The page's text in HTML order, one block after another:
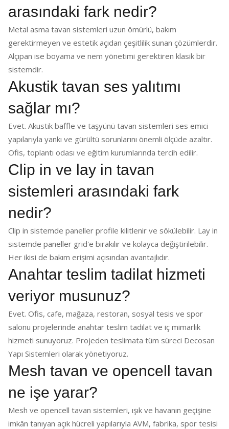
arasındaki fark nedir?
Metal asma tavan sistemleri uzun ömürlü, bakım
gerektirmeyen ve estetik açıdan çeşitlilik sunan çözümlerdir.
Alçıpan ise boyama ve nem yönetimi gerektiren klasik bir
sistemdir.
Akustik tavan ses yalıtımı
sağlar mı?
Evet. Akustik baffle ve taşyünü tavan sistemleri ses emici
yapılarıyla yankı ve gürültü sorunlarını önemli ölçüde azaltır.
Ofis, toplantı odası ve eğitim kurumlarında tercih edilir.
Clip in ve lay in tavan
sistemleri arasındaki fark
nedir?
Clip in sistemde paneller profile kilitlenir ve sökülebilir. Lay in
sistemde paneller grid'e bırakılır ve kolayca değiştirilebilir.
Her ikisi de bakım erişimi açısından avantajlıdır.
Anahtar teslim tadilat hizmeti
veriyor musunuz?
Evet. Ofis, cafe, mağaza, restoran, sosyal tesis ve spor
salonu projelerinde anahtar teslim tadilat ve iç mimarlık
hizmeti sunuyoruz. Projeden teslimata tüm süreci Decosan
Yapı Sistemleri olarak yönetiyoruz.
Mesh tavan ve opencell tavan
ne işe yarar?
Mesh ve opencell tavan sistemleri, ışık ve havanın geçişine
imkân tanıyan açık hücreli yapılarıyla AVM, fabrika, spor tesisi